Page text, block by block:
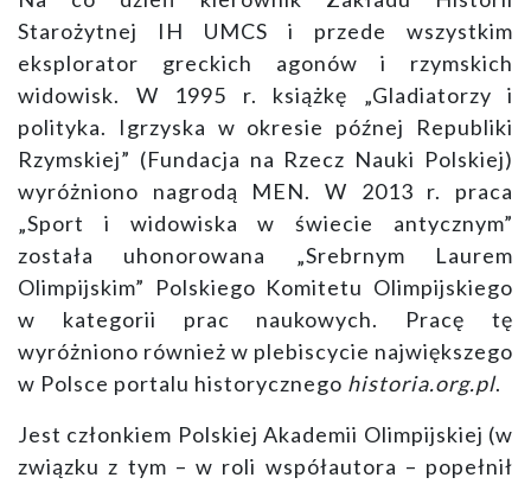
Starożytnej IH UMCS i przede wszystkim
eksplorator greckich agonów i rzymskich
widowisk. W 1995 r. książkę „Gladiatorzy i
polityka. Igrzyska w okresie późnej Republiki
Rzymskiej” (Fundacja na Rzecz Nauki Polskiej)
wyróżniono nagrodą MEN. W 2013 r. praca
„Sport i widowiska w świecie antycznym”
została uhonorowana „Srebrnym Laurem
Olimpijskim” Polskiego Komitetu Olimpijskiego
w kategorii prac naukowych. Pracę tę
wyróżniono również w plebiscycie największego
w Polsce portalu historycznego historia.org.pl.
Jest członkiem Polskiej Akademii Olimpijskiej (w
związku z tym – w roli współautora – popełnił